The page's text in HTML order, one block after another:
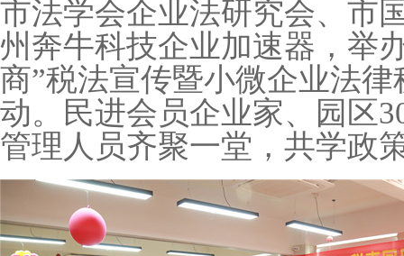
市法学会企业法研究会、市
州奔牛科技企业加速器，举
商”税法宣传暨小微企业法
动。民进会员企业家、园区
管理人员齐聚一堂，共学政